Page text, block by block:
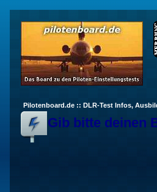
Pilotenboard.de :: DLR-Test Infos,
Gib bitte deinen